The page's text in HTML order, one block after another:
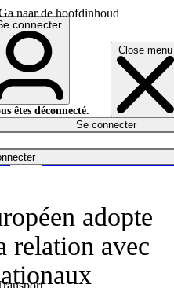
naar de hoofdinhoud
Close menu
connecter
êtes déconnecté.
Se connecter
adopte
relation avec